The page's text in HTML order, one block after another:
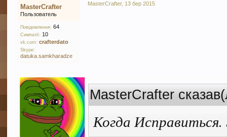
MasterCrafter
Пользователь
Повідомлення: 64
Симпатії: 10
vk.com: crafterdato
Skype:
datuka.samkharadze
MasterCrafter, 13 бер 2015
MasterCrafter
Когда